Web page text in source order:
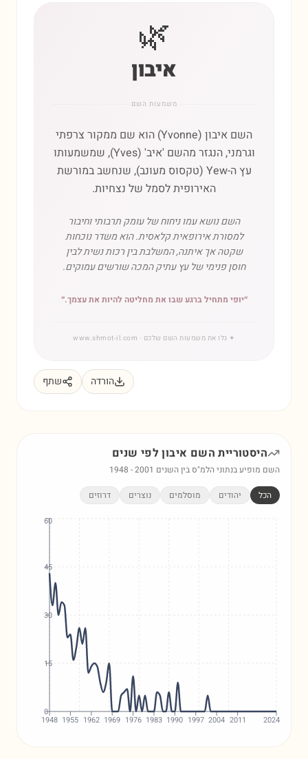
🌿
איבון
משמעות השם
השם איבון (Yvonne) הוא שם ממקור צרפתי
וגרמני, הנגזר מהשם 'איב' (Yves), שמשמעותו
עץ ה-Yew (טקסוס מעונב), שנחשב במורשת
האירופית לסמל של נצחיות.
השם נושא עמו ניחוח של עומק תרבותי וחיבור
למסורת אירופאית קלאסית. הוא משדר נוכחות
שקטה אך איתנה, המשלבת בין רכות נשית לבין
חוסן פנימי של עץ עתיק המכה שורשים עמוקים.
״יופי מתחיל ברגע שבו את מחליטה להיות את עצמך.״
✦ גלו את משמעות השם שלכם · www.shmot-il.com
הורדה שתף
היסטוריית השם איבוןלפי שנים
השם מופיע בנתוני הלמ"ס בין השנים 1948 -2001
הכל יהודים מוסלמים נוצרים דרוזים
1948 1955 1962 1969 1976 1983 1990 1997 2004 2011 2024
0
15
30
45
60